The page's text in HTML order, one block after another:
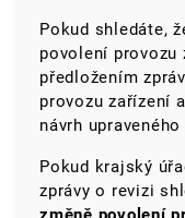
Pokud shledáte,
povolení provozu
předložením
provozu zařízení
návrh
Pokud krajský
zprávy o revizi